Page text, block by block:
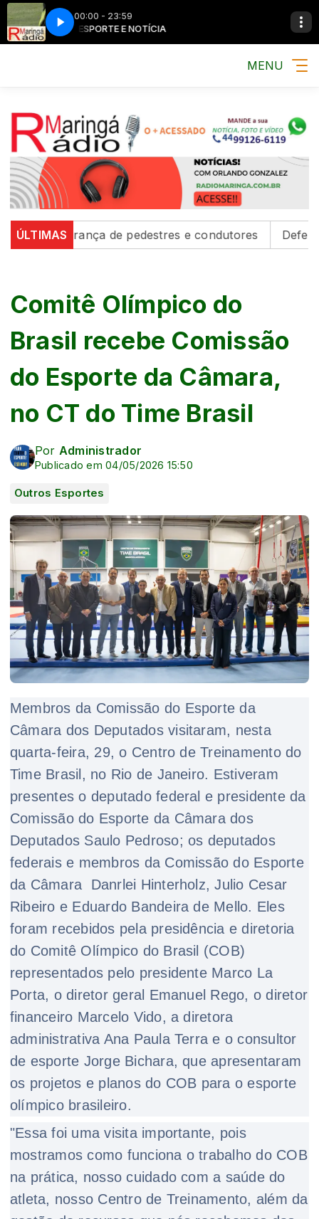
00:00 - 23:59
MÚSICA, ESPORTE E NOTÍCIA MÚSICA,
MENU
ÚLTIMAS
segurança de pedestres e condutores Defesa Civil
Comitê Olímpico do
Brasil recebe Comissão
do Esporte da Câmara,
no CT do Time Brasil
Por Administrador
Publicado em 04/05/2026 15:50
Outros Esportes
Membros da Comissão do Esporte da
Câmara dos Deputados visitaram, nesta
quarta-feira, 29, o Centro de Treinamento do
Time Brasil, no Rio de Janeiro. Estiveram
presentes o deputado federal e presidente da
Comissão do Esporte da Câmara dos
Deputados Saulo Pedroso; os deputados
federais e membros da Comissão do Esporte
da Câmara Danrlei Hinterholz, Julio Cesar
Ribeiro e Eduardo Bandeira de Mello. Eles
foram recebidos pela presidência e diretoria
do Comitê Olímpico do Brasil (COB)
representados pelo presidente Marco La
Porta, o diretor geral Emanuel Rego, o diretor
financeiro Marcelo Vido, a diretora
administrativa Ana Paula Terra e o consultor
de esporte Jorge Bichara, que apresentaram
os projetos e planos do COB para o esporte
olímpico brasileiro.
"Essa foi uma visita importante, pois
mostramos como funciona o trabalho do COB
na prática, nosso cuidado com a saúde do
atleta, nosso Centro de Treinamento, além da